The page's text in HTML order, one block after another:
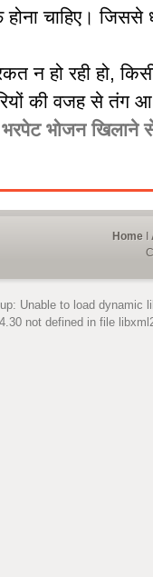
होना चाहिए।
न हो रही हो,
की वजह से तंग
भरपेट भोजन खिलाने
Home
Unable to load dynamic
not defined in file